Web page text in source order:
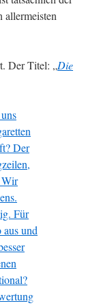
Der Titel: „Die
Der
Wir
Für
und